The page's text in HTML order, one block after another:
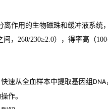
离作用的生物磁珠和缓冲液系统
间， 260/230≥2.0），得率高（
速从全血样本中提取基因组 DNA
作。